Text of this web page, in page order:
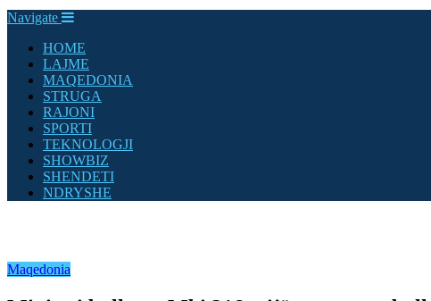
Navigate
HOME
LAJME
MAQEDONIA
STRUGA
RAJONI
SPORTI
TEKNOLOGJI
SHOWBIZ
SHENDETI
NDRYSHE
Maqedonia